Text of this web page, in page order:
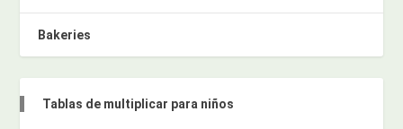
Bakeries
Tablas de multiplicar para niños